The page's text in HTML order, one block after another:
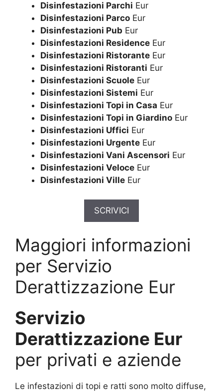
Disinfestazioni Parchi Eur
Disinfestazioni Parco Eur
Disinfestazioni Pub Eur
Disinfestazioni Residence Eur
Disinfestazioni Ristorante Eur
Disinfestazioni Ristoranti Eur
Disinfestazioni Scuole Eur
Disinfestazioni Sistemi Eur
Disinfestazioni Topi in Casa Eur
Disinfestazioni Topi in Giardino Eur
Disinfestazioni Uffici Eur
Disinfestazioni Urgente Eur
Disinfestazioni Vani Ascensori Eur
Disinfestazioni Veloce Eur
Disinfestazioni Ville Eur
SCRIVICI
Maggiori informazioni
per Servizio
Derattizzazione Eur
Servizio
Derattizzazione Eur
per privati e aziende
Le infestazioni di topi e ratti sono molto diffuse,